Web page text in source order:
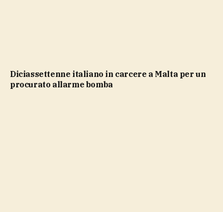
Diciassettenne italiano in carcere a Malta per un
procurato allarme bomba